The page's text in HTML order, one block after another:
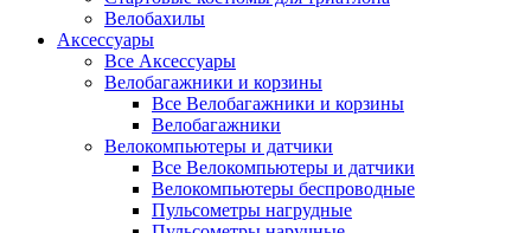
Велобахилы
Аксессуары
Все Аксессуары
Велобагажники и корзины
Все Велобагажники и корзины
Велобагажники
Велокомпьютеры и датчики
Все Велокомпьютеры и датчики
Велокомпьютеры беспроводные
Пульсометры нагрудные